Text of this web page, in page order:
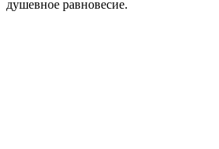
душевное равновесие.